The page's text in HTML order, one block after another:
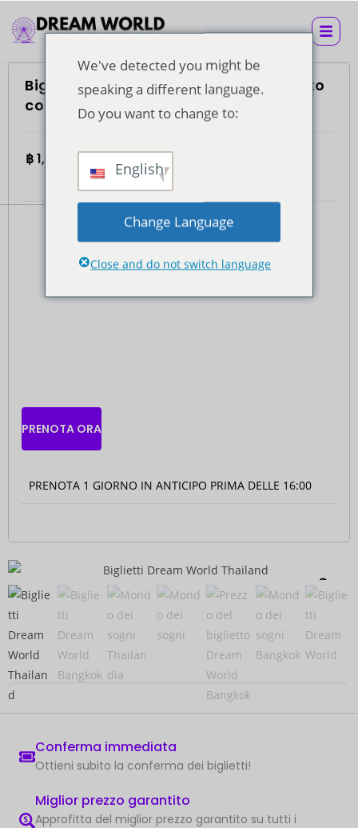
Biglietto Super Visa con trasferimento
condiviso andata e ritorno in hotel
฿1,650.00 Per adulto
PRENOTA ORA
PRENOTA 1 GIORNO IN ANTICIPO PRIMA DELLE 16:00
Conferma immediata
Ottieni subito la conferma dei biglietti!
Miglior prezzo garantito
Approfitta del miglior prezzo garantito su tutti i
We've detected you might be
speaking a different language.
Do you want to change to:
English
Change Language
Close and do not switch language